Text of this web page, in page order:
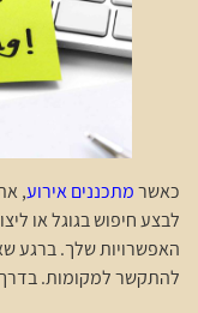
כאשרמתכננים אירוע,
לבצע חיפוש בגוגל או
האפשרויות שלך. ברגע
להתקשר למקומות.